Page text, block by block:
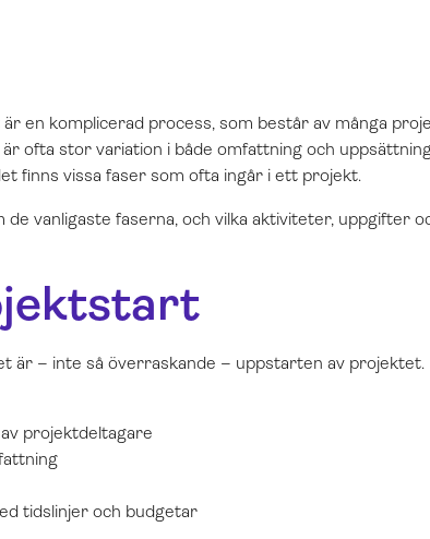
en komplicerad process, som består av många
ofta stor variation i både omfattning och
finns vissa faser som ofta ingår i ett projekt.
de vanligaste faserna, och vilka aktiviteter, uppgifter
är – inte så överraskande – uppstarten av projektet.
projektdeltagare
tidslinjer och budgetar